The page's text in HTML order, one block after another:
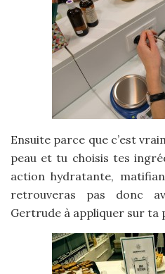
Ensuite parce que c’est
peau et tu choisis tes
action hydratante,
retrouveras pas donc
Gertrude à appliquer sur ta